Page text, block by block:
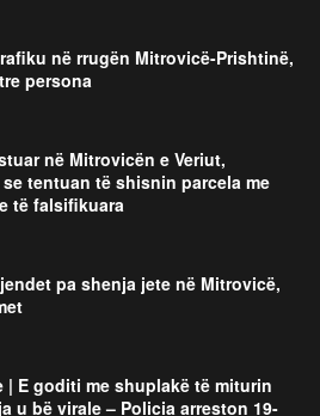
në rrugën Mitrovicë-Prishtinë,
persona
në Mitrovicën e Veriut,
tentuan të shisnin parcela me
të falsifikuara
pa shenja jete në Mitrovicë,
| E goditi me shuplakë të miturin
u bë virale – Policia arreston 19-